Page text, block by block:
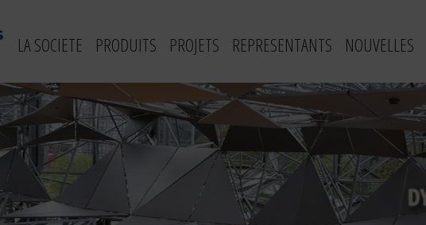
LA SOCIETE PRODUITS PROJETS REPRESENTANTS NOUVELLES